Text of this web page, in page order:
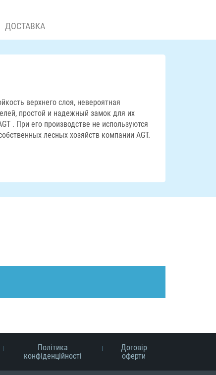
ДОСТАВКА
верхнего слоя, невероятная
простой и надежный замок для их
. При его производстве не используются
лесных хозяйств компании AGT.
Політика
конфіденційності
Договір
оферти